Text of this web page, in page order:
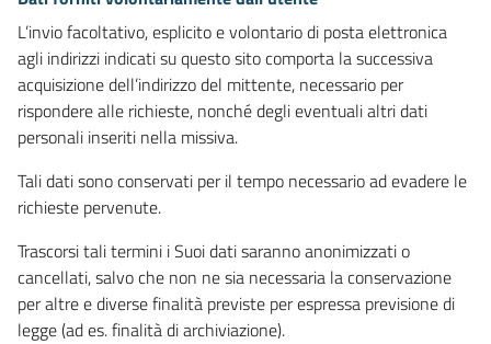
L’invio facoltativo, esplicito e volontario di posta elettronica
agli indirizzi indicati su questo sito comporta la successiva
acquisizione dell’indirizzo del mittente, necessario per
rispondere alle richieste, nonché degli eventuali altri dati
personali inseriti nella missiva.
Tali dati sono conservati per il tempo necessario ad evadere le
richieste pervenute.
Trascorsi tali termini i Suoi dati saranno anonimizzati o
cancellati, salvo che non ne sia necessaria la conservazione
per altre e diverse finalità previste per espressa previsione di
legge (ad es. finalità di archiviazione).